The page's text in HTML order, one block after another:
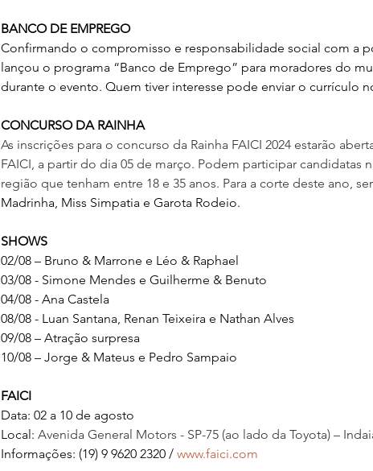
BANCO DE EMPREGO
Confirmando o compromisso e responsabilidade social com a
lançou o programa “Banco de Emprego” para moradores do
durante o evento. Quem tiver interesse pode enviar o currículo
CONCURSO DA RAINHA
As inscrições para o concurso da Rainha FAICI 2024 estarão
FAICI, a partir do dia 05 de março. Podem participar candidatas
região que tenham entre 18 e 35 anos. Para a corte deste ano,
Madrinha, Miss Simpatia e Garota Rodeio.
SHOWS
02/08 – Bruno & Marrone e Léo & Raphael
03/08 - Simone Mendes e Guilherme & Benuto
04/08 - Ana Castela
08/08 - Luan Santana, Renan Teixeira e Nathan Alves
09/08 – Atração surpresa
10/08 – Jorge & Mateus e Pedro Sampaio
FAICI
Data: 02 a 10 de agosto
Local: Avenida General Motors - SP-75 (ao lado da Toyota) –
Informações: (19) 9 9620 2320 / www.faici.com